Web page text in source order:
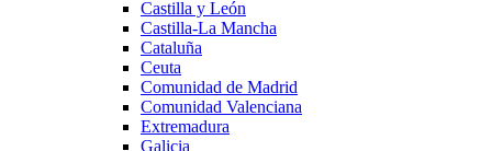
Castilla y León
Castilla-La Mancha
Cataluña
Ceuta
Comunidad de Madrid
Comunidad Valenciana
Extremadura
Galicia